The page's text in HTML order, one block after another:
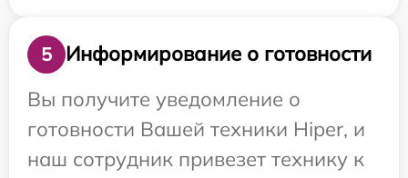
5
Информирование о готовности
Вы получите уведомление о
готовности Вашей техники Hiper, и
наш сотрудник привезет технику к